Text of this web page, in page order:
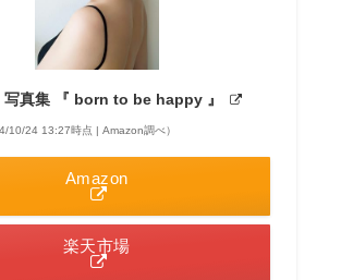
写真集 『 born to be happy 』
10/24 13:27時点 | Amazon調べ）
Amazon
楽天市場